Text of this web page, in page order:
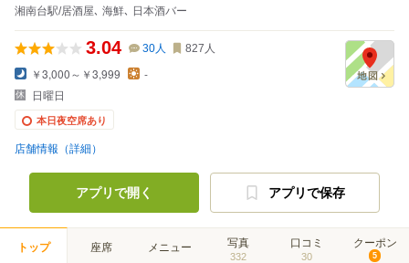
湘南台駅/居酒屋､ 海鮮､ 日本酒バー
3.04 30人 827 人
￥3,000～￥3,999
-
日曜日
本日夜空席あり
店舗情報（詳細）
アプリで開く アプリで保存
トップ 座席 メニュー 写真
332
口コミ
30
クーポン
5